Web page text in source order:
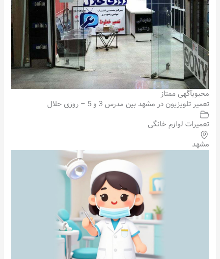
محبوبآگهی ممتاز
تعمیر تلویزیون در مشهد بین مدرس 3 و 5 – روزی حلال
تعمیرات لوازم خانگی
مشهد